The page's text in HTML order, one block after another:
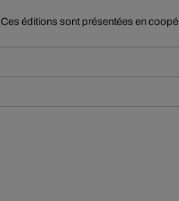
Ces éditions sont présentées en